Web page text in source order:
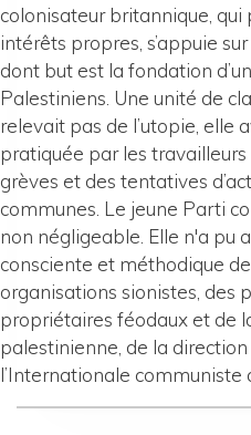
colonisateur britannique, qui
intérêts propres, s’appuie
dont but est la fondation
Palestiniens. Une unité de
relevait pas de l’utopie, elle
pratiquée par les
grèves et des tentatives
communes. Le jeune Parti
non négligeable. Elle n'a pu
consciente et méthodique
organisations sionistes, des
propriétaires féodaux et de
palestinienne, de la
l’Internationale communiste